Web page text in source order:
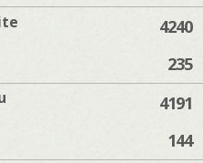
4240
235
4191
144